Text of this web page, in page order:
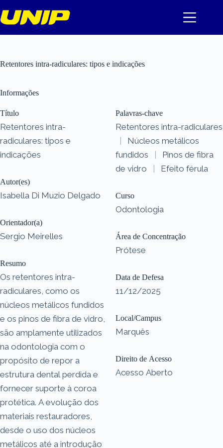
para
o
Retentores intra-radiculares: tipos e indicações
Informações
Título
Retentores intra-
radiculares: tipos e
indicações
Autor(es)
Isabella Di Muzio Delgado
Orientador(a)
Sergio Meirelles
Resumo
Os retentores intra-
radiculares, como os
núcleos metálicos fundidos
e os pinos de fibra de vidro,
são amplamente utilizados
na odontologia com o
propósito de repor a
estrutura dental perdida e
fornecer suporte à coroa
protética. A evolução dos
materiais restauradores,
desde o uso dos núcleos
metálicos até a introdução
Palavras-chave
Retentores intra-radiculares
|
Núcleos metálicos
fundidos
|
Pinos de fibra
de vidro
| Efeito férula
Curso
Odontologia
Área de Concentração
Prótese
Data de Defesa
11/12/2025
Local/Campus
Marquês
Direito de Acesso
Acesso Aberto